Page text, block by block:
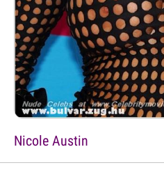
Nicole Austin